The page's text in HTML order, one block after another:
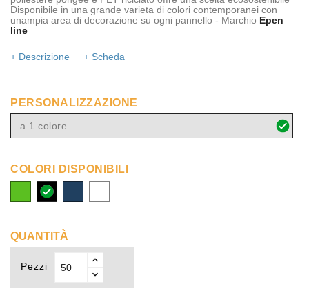
Disponibile in una grande varieta di colori contemporanei con
unampia area di decorazione su ogni pannello - Marchio Epen
line
+ Descrizione + Scheda
PERSONALIZZAZIONE
a 1 colore
COLORI DISPONIBILI
nero
QUANTITÀ
Pezzi